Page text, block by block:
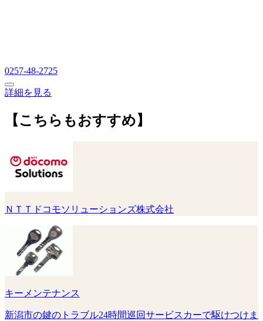
0257-48-2725
詳細を見る
【こちらもおすすめ】
ＮＴＴドコモソリューションズ株式会社
キーメンテナンス
新潟市の鍵のトラブル24時間巡回サービスカーで駆けつけま